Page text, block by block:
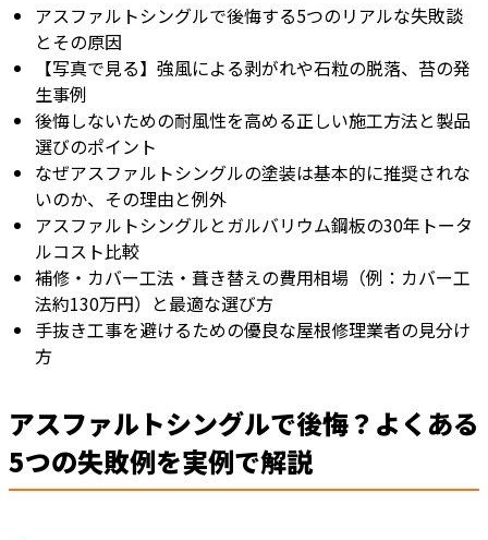
アスファルトシングルで後悔する5つのリアルな失敗談
とその原因
【写真で見る】強風による剥がれや石粒の脱落、苔の発
生事例
後悔しないための耐風性を高める正しい施工方法と製品
選びのポイント
なぜアスファルトシングルの塗装は基本的に推奨されな
いのか、その理由と例外
アスファルトシングルとガルバリウム鋼板の30年トータ
ルコスト比較
補修・カバー工法・葺き替えの費用相場（例：カバー工
法約130万円）と最適な選び方
手抜き工事を避けるための優良な屋根修理業者の見分け
方
アスファルトシングルで後悔？よくある
5つの失敗例を実例で解説